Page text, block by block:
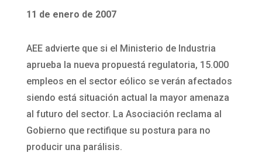
11 de enero de 2007
AEE advierte que si el Ministerio de Industria
aprueba la nueva propuestá regulatoria, 15.000
empleos en el sector eólico se verán afectados
siendo está situación actual la mayor amenaza
al futuro del sector. La Asociación reclama al
Gobierno que rectifique su postura para no
producir una parálisis.